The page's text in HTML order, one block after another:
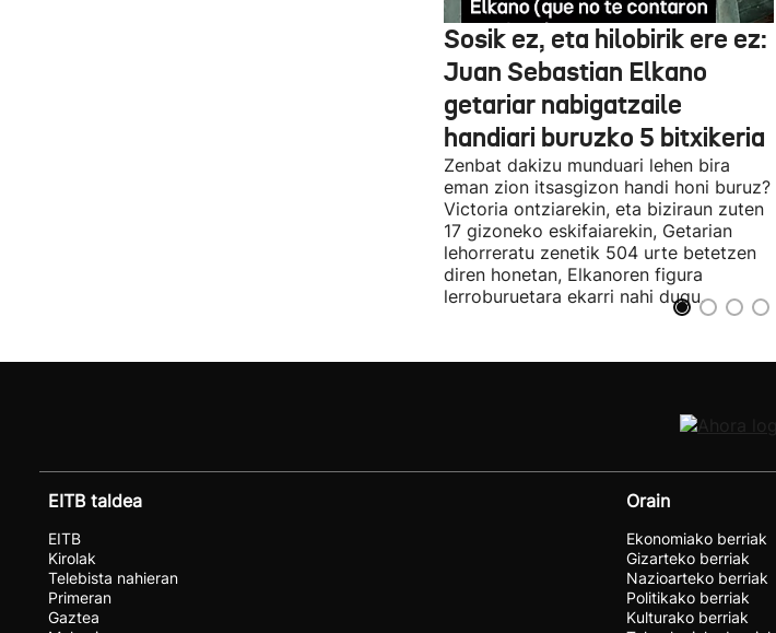
Sosik ez, eta hilobirik ere ez:
Juan Sebastian Elkano
getariar nabigatzaile
handiari buruzko 5 bitxikeria
Zenbat dakizu munduari lehen bira
eman zion itsasgizon handi honi buruz?
Victoria ontziarekin, eta biziraun zuten
17 gizoneko eskifaiarekin, Getarian
lehorreratu zenetik 504 urte betetzen
diren honetan, Elkanoren figura
lerroburuetara ekarri nahi dugu.
EITB taldea
EITB
Kirolak
Telebista nahieran
Primeran
Gaztea
Orain
Ekonomiako berriak
Gizarteko berriak
Nazioarteko berriak
Politikako berriak
Kulturako berriak